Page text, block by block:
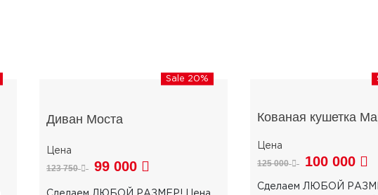
Sale 20%
Диван Моста
123 750 99 000
Кованая кушетка
125 000 100 000
Сделаем ЛЮБОЙ